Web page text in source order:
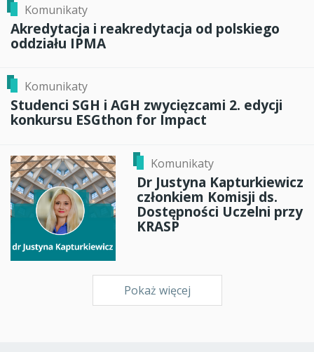
Komunikaty
Akredytacja i reakredytacja od polskiego
oddziału IPMA
Komunikaty
Studenci SGH i AGH zwycięzcami 2. edycji
konkursu ESGthon for Impact
Komunikaty
Dr Justyna Kapturkiewicz
członkiem Komisji ds.
Dostępności Uczelni przy
KRASP
Pokaż więcej